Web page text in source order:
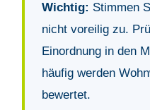
Wichtig: Stimmen
nicht voreilig zu.
Einordnung in den
häufig werden
bewertet.